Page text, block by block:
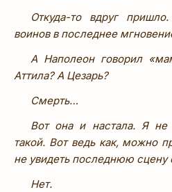
Откуда-то вдруг
воинов в последнее
А Наполеон говорил
Аттила? А Цезарь?
Смерть…
Вот она и настала. Я не
такой. Вот ведь как, можно
не увидеть последнюю сцену
Нет.